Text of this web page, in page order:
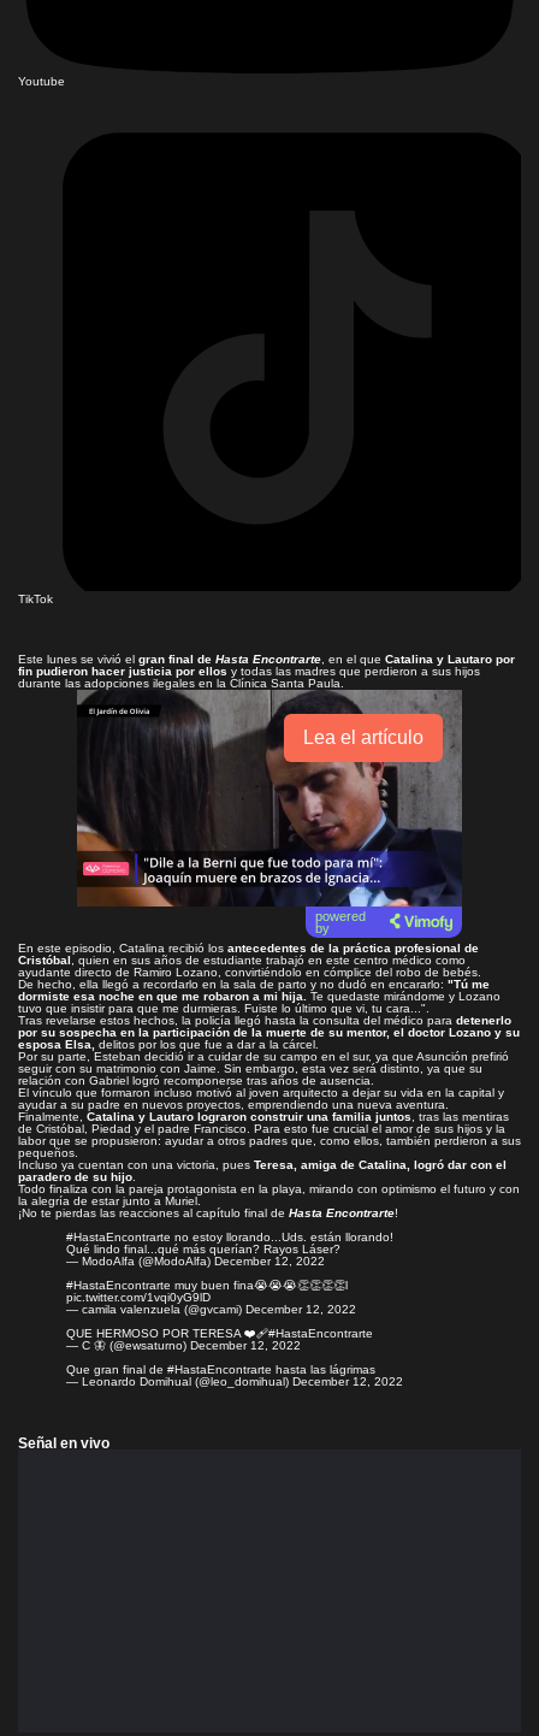
Youtube
TikTok
Este lunes se vivió el gran final de Hasta Encontrarte , en el que Catalina y Lautaro por
fin pudieron hacer justicia por ellos y todas las madres que perdieron a sus hijos
durante las adopciones ilegales en la Clínica Santa Paula.
Lea el artículo
powered
by
En este episodio, Catalina recibió los antecedentes de la práctica profesional de
Cristóbal , quien en sus años de estudiante trabajó en este centro médico como
ayudante directo de Ramiro Lozano, convirtiéndolo en cómplice del robo de bebés.
De hecho, ella llegó a recordarlo en la sala de parto y no dudó en encararlo: "Tú me
dormiste esa noche en que me robaron a mi hija.
Te quedaste mirándome y Lozano
tuvo que insistir para que me durmieras. Fuiste lo último que vi, tu cara...".
Tras revelarse estos hechos, la policía llegó hasta la consulta del médico para detenerlo
por su sospecha en la participación de la muerte de su mentor, el doctor Lozano y su
esposa Elsa,
delitos por los que fue a dar a la cárcel.
Por su parte, Esteban decidió ir a cuidar de su campo en el sur, ya que Asunción prefirió
seguir con su matrimonio con Jaime. Sin embargo, esta vez será distinto, ya que su
relación con Gabriel logró recomponerse tras años de ausencia.
El vínculo que formaron incluso motivó al joven arquitecto a dejar su vida en la capital y
ayudar a su padre en nuevos proyectos, emprendiendo una nueva aventura.
Finalmente,
Catalina y Lautaro lograron construir una familia juntos , tras las mentiras
de Cristóbal, Piedad y el padre Francisco. Para esto fue crucial el amor de sus hijos y la
labor que se propusieron: ayudar a otros padres que, como ellos, también perdieron a sus
pequeños.
Incluso ya cuentan con una victoria, pues Teresa, amiga de Catalina, logró dar con el
paradero de su hijo
Todo finaliza con la pareja protagonista en la playa, mirando con optimismo el futuro y con
la alegría de estar junto a Muriel.
¡No te pierdas las reacciones al capítulo final de Hasta Encontrarte!
#HastaEncontrarte no estoy llorando...Uds. están llorando!
Qué lindo final...qué más querían? Rayos Láser?
— ModoAlfa (@ModoAlfa) December 12, 2022
#HastaEncontrarte muy buen fina😭😭😭👏👏👏👏l
pic.twitter.com/1vqi0yG9lD
— camila valenzuela (@gvcami) December 12, 2022
QUE HERMOSO POR TERESA ❤️‍🩹#HastaEncontrarte
— C 🦋 (@ewsaturno) December 12, 2022
Que gran final de #HastaEncontrarte hasta las lágrimas
— Leonardo Domihual (@leo_domihual) December 12, 2022
Señal en vivo